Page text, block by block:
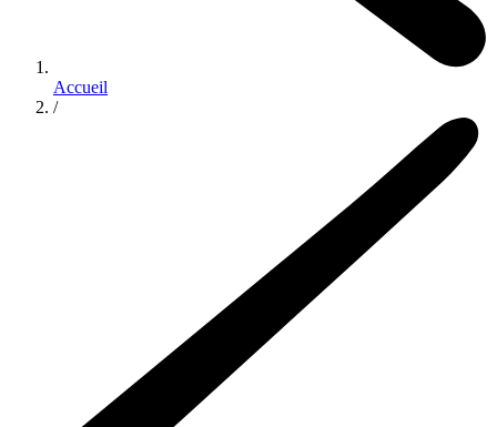
Accueil
/